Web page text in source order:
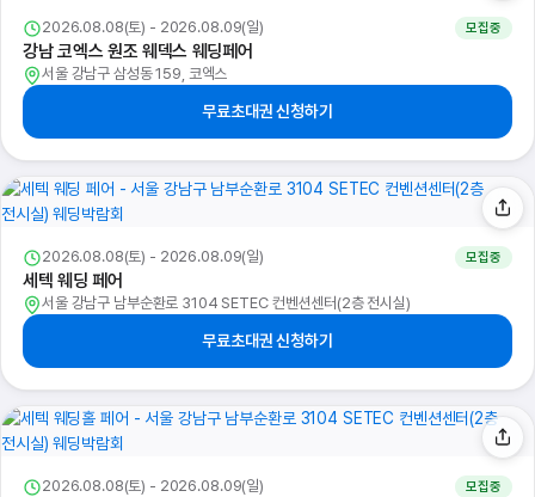
2026.08.08(토) - 2026.08.09(일) 모집중
강남 코엑스 원조 웨덱스 웨딩페어
서울 강남구 삼성동 159, 코엑스
무료초대권 신청하기
2026.08.08(토) - 2026.08.09(일) 모집중
세텍 웨딩 페어
서울 강남구 남부순환로 3104 SETEC 컨벤션센터(2층 전시실)
무료초대권 신청하기
2026.08.08(토) - 2026.08.09(일) 모집중